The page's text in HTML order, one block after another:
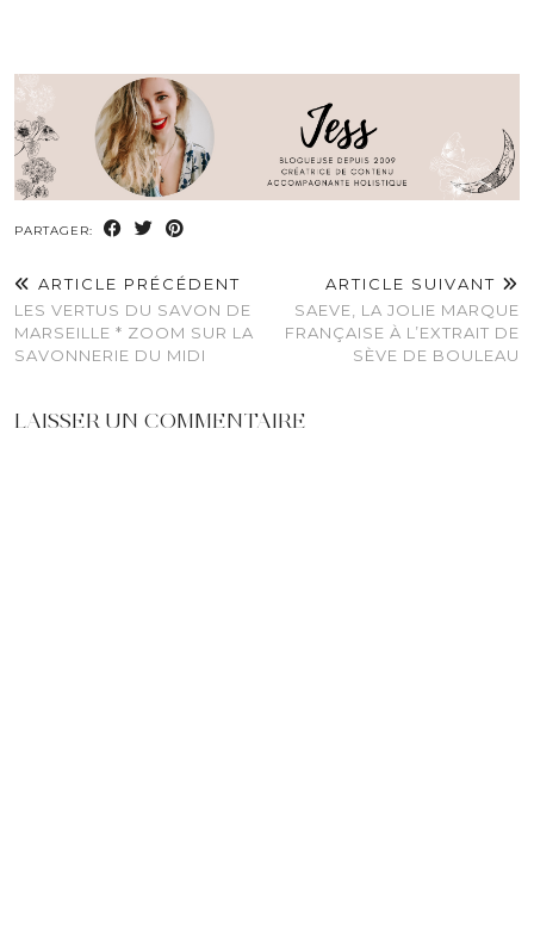
PARTAGER:
ARTICLE PRÉCÉDENT
LES VERTUS DU SAVON DE
MARSEILLE * ZOOM SUR LA
SAVONNERIE DU MIDI
ARTICLE SUIVANT
SAEVE, LA JOLIE MARQUE
FRANÇAISE À L’EXTRAIT DE
SÈVE DE BOULEAU
LAISSER UN COMMENTAIRE